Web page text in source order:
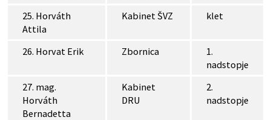
25. Horváth
Attila
Kabinet ŠVZ klet
26. Horvat Erik Zbornica
1.
nadstopje
27. mag.
Horváth
Bernadetta
Kabinet
DRU
2.
nadstopje